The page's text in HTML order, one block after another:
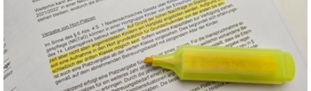
freut sich Samtgemeindebürgermeister Dr. Thomas Wolf
während der Unterzeichnung. „Mit dem Hort unterhält
die AWO neben der Flüchtlingsberatung nunmehr die
zweite Einrichtung in der Samtgemeinde Rodenberg“,
erklärt AWO-Geschäftsführerin Heidemarie Hanauske.